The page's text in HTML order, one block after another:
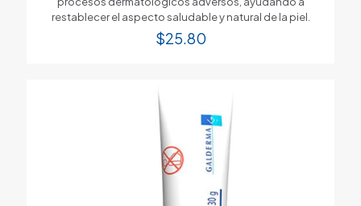
restablecer el aspecto saludable y natural de la piel.
$25.80